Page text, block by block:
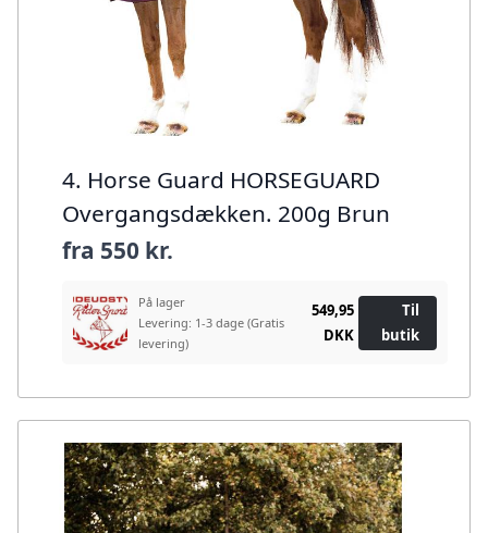
4. Horse Guard HORSEGUARD
Overgangsdækken. 200g Brun
fra 550 kr.
På lager
Levering: 1-3 dage (Gratis
levering)
549,95
DKK
Til
butik